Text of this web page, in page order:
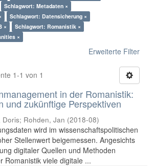
Schlagwort: Metadaten ×
Schlagwort: Datensicherung ×
×
Schlagwort: Romanistik ×
×
Erweiterte Filter
1-1 von 1
in der Romanistik:
und zukünftige Perspektiven
Doris; Rohden, Jan (2018-08)
wird im wissenschaftspolitischen
Stellenwert beigemessen. Angesichts
digitaler Quellen und Methoden
Romanistik viele digitale ...